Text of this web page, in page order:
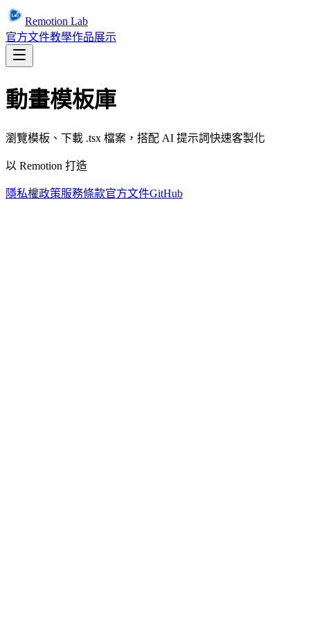
Remotion Lab
官方文件教學作品展示
動畫模板庫
瀏覽模板、下載 .tsx 檔案，搭配 AI 提示詞快速客製化
以 Remotion 打造
隱私權政策服務條款官方文件GitHub